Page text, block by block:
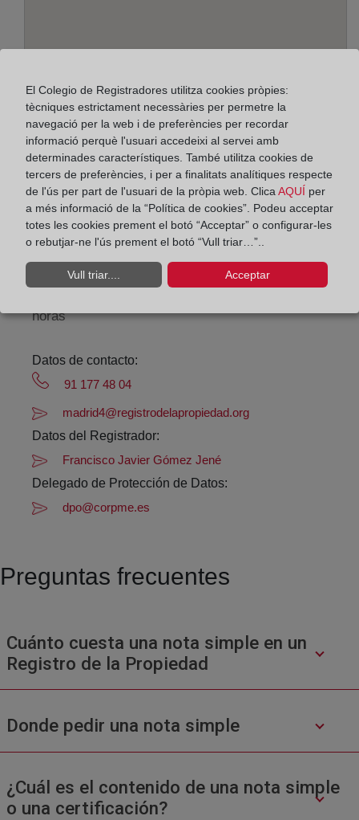
Adreça:
Alcalá, 540 - Edif. B - planta baja, 28027
Horario:
Agosto: De lunes a viernes de 09:00 a 14:00 horas
horas
Datos de contacto:
91 177 48 04
madrid4@registrodelapropiedad.org
Datos del Registrador:
Francisco Javier Gómez Jené
Delegado de Protección de Datos:
dpo@corpme.es
Preguntas frecuentes
Cuánto cuesta una nota simple en un
Registro de la Propiedad
Donde pedir una nota simple
¿Cuál es el contenido de una nota simple
o una certificación?
El Colegio de Registradores utilitza cookies pròpies:
tècniques estrictament necessàries per permetre la
navegació per la web i de preferències per recordar
informació perquè l'usuari accedeixi al servei amb
determinades característiques. També utilitza cookies de
tercers de preferències, i per a finalitats analítiques respecte
de l'ús per part de l'usuari de la pròpia web. ClicaAQUÍ per
a més informació de la “Política de cookies”. Podeu acceptar
totes les cookies prement el botó “Acceptar” o configurar-les
o rebutjar-ne l'ús prement el botó “Vull triar…”..
Vull triar.... Acceptar